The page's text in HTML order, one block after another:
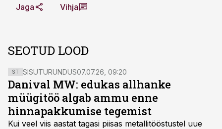
Jaga Vihja
SEOTUD LOOD
ST SISUTURUNDUS07.07.26, 09:20
Danival MW: edukas allhanke
müügitöö algab ammu enne
hinnapakkumise tegemist
Kui veel viis aastat tagasi piisas metallitööstustel uue